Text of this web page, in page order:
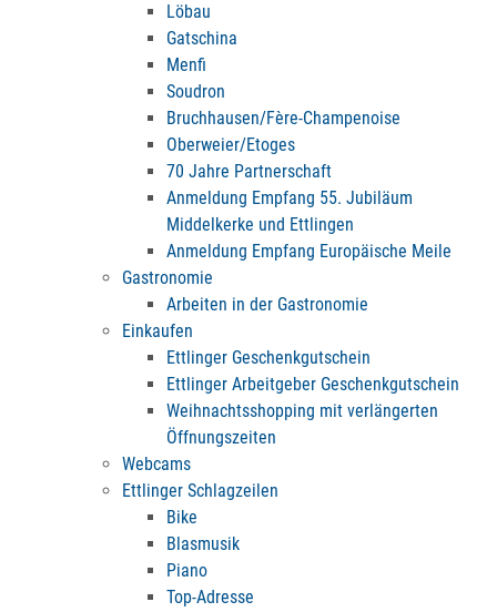
Löbau
Gatschina
Menfi
Soudron
Bruchhausen/Fère-Champenoise
Oberweier/Etoges
70 Jahre Partnerschaft
Anmeldung Empfang 55. Jubiläum
Middelkerke und Ettlingen
Anmeldung Empfang Europäische Meile
Gastronomie
Arbeiten in der Gastronomie
Einkaufen
Ettlinger Geschenkgutschein
Ettlinger Arbeitgeber Geschenkgutschein
Weihnachtsshopping mit verlängerten
Öffnungszeiten
Webcams
Ettlinger Schlagzeilen
Bike
Blasmusik
Piano
Top-Adresse